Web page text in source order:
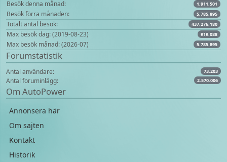
Besök denna månad: 1.911.501
Besök förra månaden: 5.785.895
Totalt antal besök: 437.276.180
Max besök dag: (2019-08-23) 919.088
Max besök månad: (2026-07) 5.785.895
Forumstatistik
Antal användare: 73.203
Antal foruminlägg: 2.570.006
Om AutoPower
Annonsera här
Om sajten
Kontakt
Historik